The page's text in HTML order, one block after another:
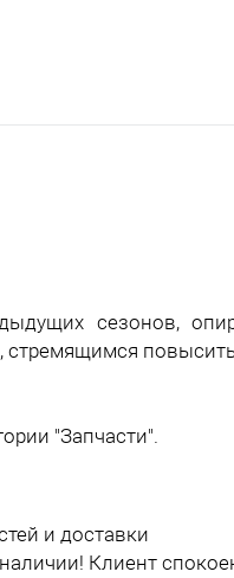
сезонов,
"Запчасти".
и доставки
Клиент